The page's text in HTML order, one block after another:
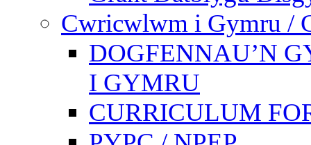
Cwricwlwm i Gymru /
DOGFENNAU’N
I GYMRU
CURRICULUM